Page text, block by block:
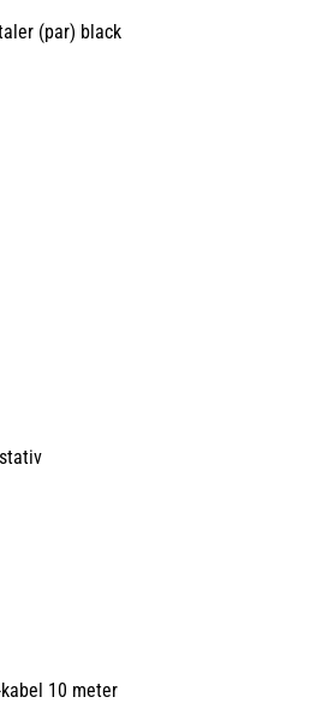
(par) black
10 meter